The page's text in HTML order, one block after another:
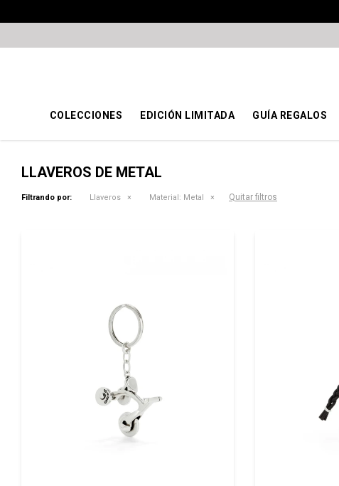
COLECCIONES EDICIÓN LIMITADA GUÍA REGALOS
LLAVEROS DE METAL
Filtrando por: Llaveros Material: Metal Quitar filtros